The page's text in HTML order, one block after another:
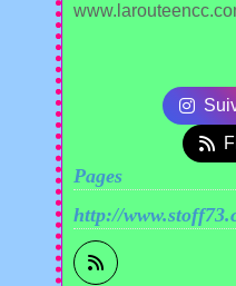
Pages
http://